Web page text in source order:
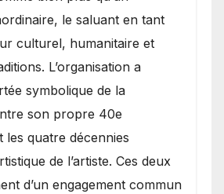
le saluant en tant
culturel, humanitaire et
L’organisation a
symbolique de la
son propre 40e
les quatre décennies
de l’artiste. Ces deux
d’un engagement commun